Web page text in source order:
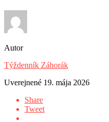
Autor
Týždenník Záhorák
Uverejnené 19. mája 2026
Share
Tweet